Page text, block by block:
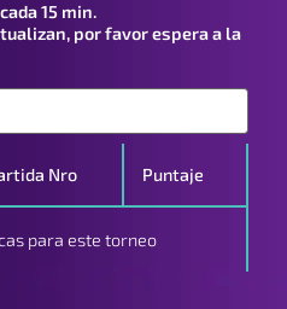
15 min.
por favor espera a la
Nro Puntaje
para este torneo